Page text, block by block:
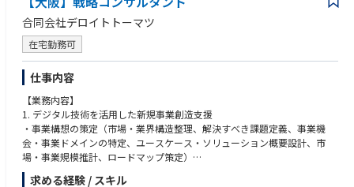
②【気候変動・エネルギー関連】
【業務内容】
気候変動・カーボンニュートラル、サーキュラーエコノミー、生物多様性
等のグリーントランスフォーメーション領域をテーマに、行政、大企業、
大学法人等へのクライアントに対するコンサルティング業務や、当該領域
についてのビジネス推進、プロジェクトマネジメントをお任せします。
主には以下のようなテーマの業務を予定しています（必ずしも全ての業務
を独力で実行する必要はなく、必要に応じて他のマネジャー・スタッフの
サポートを受けながら業務を遂行して頂きます）。
■テーマ例
◇気候変動・エネルギーを軸としたイノベーション推進アドバイザリー
・官民連携によるまちづくりの知見
・スマートシティに関する実務経験、知見
・統合型リゾート（IR）に関する知見、人脈
・MBA、中小企業診断士、技術士
・データアナリティクスの実務経験
・電力・ガス・鉄道などインフラ業界の知見
②【気候変動・エネルギー関連】
【望まれる経験】（必須）
■コンサルティングファームでのご経験
※携わっていた領域や企業規模などは一切問いません
地域の課題（アジェンダ）解決に関心をお持ちの方歓迎
合同会社デロイトトーマツ
在宅勤務可
仕事内容
【業務内容】
1. デジタル技術を活用した新規事業創造支援
・事業構想の策定（市場・業界構造整理、解決すべき課題定義、事業機
会・事業ドメインの特定、ユースケース・ソリューション概要設計、市
場・事業規模推計、ロードマップ策定）
・事業戦略及び収支計画の策定
求める経験 / スキル